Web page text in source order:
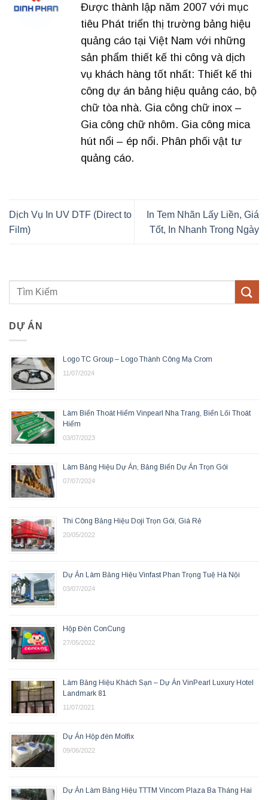
Được thành lập năm 2007 với mục
tiêu Phát triển thị trường bảng hiệu
quảng cáo tại Việt Nam với những
sản phẩm thiết kế thi công và dịch
vụ khách hàng tốt nhất: Thiết kế thi
công dự án bảng hiệu quảng cáo, bộ
chữ tòa nhà. Gia công chữ inox –
Gia công chữ nhôm. Gia công mica
hút nổi – ép nổi. Phân phối vật tư
quảng cáo.
Dịch Vụ In UV DTF (Direct to
Film)
In Tem Nhãn Lấy Liền, Giá
Tốt, In Nhanh Trong Ngày
DỰ ÁN
Logo TC Group – Logo Thành Công Mạ Crom
11/07/2024
Làm Biển Thoát Hiểm Vinpearl Nha Trang, Biển Lối Thoát
Hiểm
03/07/2023
Làm Bảng Hiệu Dự Án, Bảng Biển Dự Án Trọn Gói
07/07/2024
Thi Công Bảng Hiệu Doji Trọn Gói, Giá Rẻ
20/05/2022
Dự Án Làm Bảng Hiệu Vinfast Phan Trọng Tuệ Hà Nội
03/07/2024
Hộp Đèn ConCung
27/05/2022
Làm Bảng Hiệu Khách Sạn – Dự Án VinPearl Luxury Hotel
Landmark 81
11/07/2021
Dự Án Hộp đèn Molfix
09/06/2022
Dự Án Làm Bảng Hiệu TTTM Vincom Plaza Ba Tháng Hai